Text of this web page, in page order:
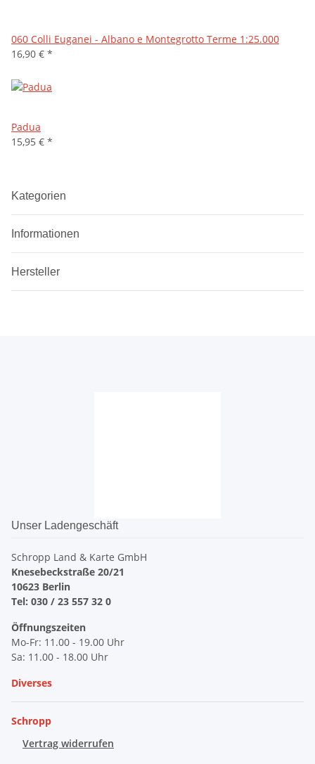
060 Colli Euganei - Albano e Montegrotto Terme 1:25.000
16,90 € *
Padua
15,95 € *
Kategorien
Informationen
Hersteller
Unser Ladengeschäft
Schropp Land & Karte GmbH
Knesebeckstraße 20/21
10623 Berlin
Tel: 030 / 23 557 32 0
Öffnungszeiten
Mo-Fr: 11.00 - 19.00 Uhr
Sa: 11.00 - 18.00 Uhr
Diverses
Schropp
Vertrag widerrufen